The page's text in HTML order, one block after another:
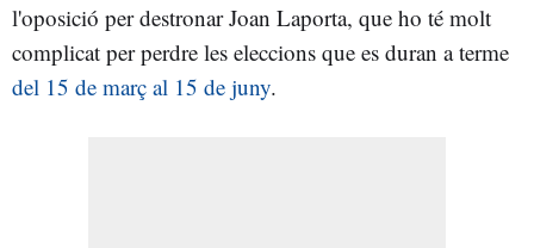
l'oposició per destronar Joan Laporta, que ho té molt
complicat per perdre les eleccions que es duran a terme
del 15 de març al 15 de juny.